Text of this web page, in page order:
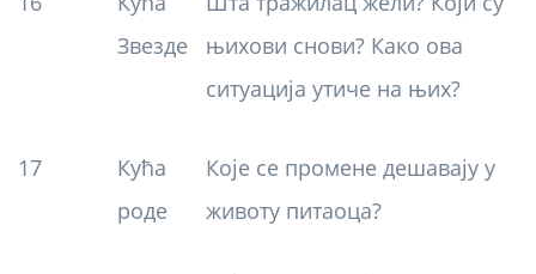
Звезде
њихови снови? Како ова
ситуација утиче на њих?
17
Кућа
роде
Које се промене дешавају у
животу питаоца?